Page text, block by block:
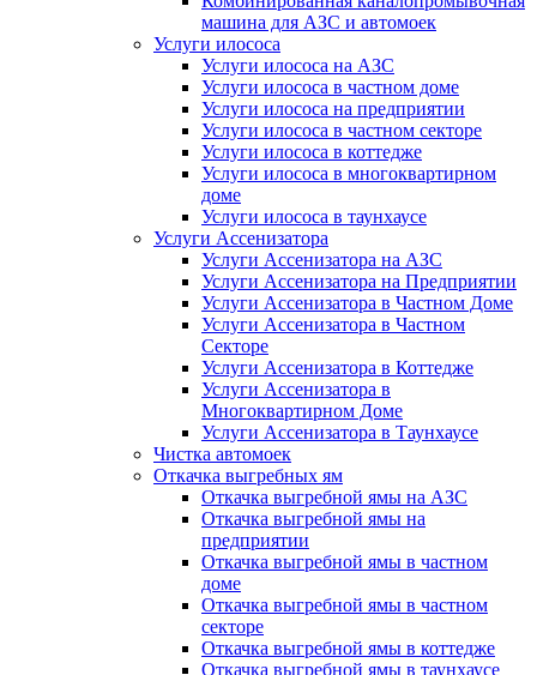
машина для АЗС и автомоек
Услуги илососа
Услуги илососа на АЗС
Услуги илососа в частном доме
Услуги илососа на предприятии
Услуги илососа в частном секторе
Услуги илососа в коттедже
Услуги илососа в многоквартирном
доме
Услуги илососа в таунхаусе
Услуги Ассенизатора
Услуги Ассенизатора на АЗС
Услуги Ассенизатора на Предприятии
Услуги Ассенизатора в Частном Доме
Услуги Ассенизатора в Частном
Секторе
Услуги Ассенизатора в Коттедже
Услуги Ассенизатора в
Многоквартирном Доме
Услуги Ассенизатора в Таунхаусе
Чистка автомоек
Откачка выгребных ям
Откачка выгребной ямы на АЗС
Откачка выгребной ямы на
предприятии
Откачка выгребной ямы в частном
доме
Откачка выгребной ямы в частном
секторе
Откачка выгребной ямы в коттедже
Откачка выгребной ямы в таунхаусе